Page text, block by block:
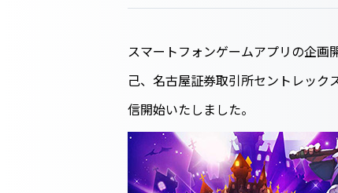
スマートフォンゲームアプリの企画
己、名古屋証券取引所セントレック
信開始いたしました。